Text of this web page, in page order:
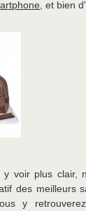
, et bien
voir plus clair,
des meilleurs
y